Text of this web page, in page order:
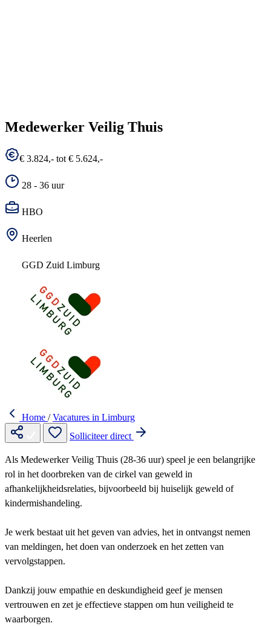
Medewerker Veilig Thuis
€ 3.824,- tot € 5.624,-
28 - 36 uur
HBO
Heerlen
GGD Zuid Limburg
Home / Vacatures in Limburg
Solliciteer direct
Als Medewerker Veilig Thuis (28-36 uur) speel je een belangrijke
rol in het doorbreken van de cirkel van geweld in
afhankelijkheidsrelaties, bijvoorbeeld bij huiselijk geweld of
kindermishandeling.
Je werk bestaat uit het geven van advies, het in ontvangst nemen
van meldingen, het doen van onderzoek en het zetten van
vervolgstappen.
Dankzij jouw empathie en deskundigheid geef je mensen
vertrouwen en zet je effectieve stappen om hun veiligheid te
waarborgen.